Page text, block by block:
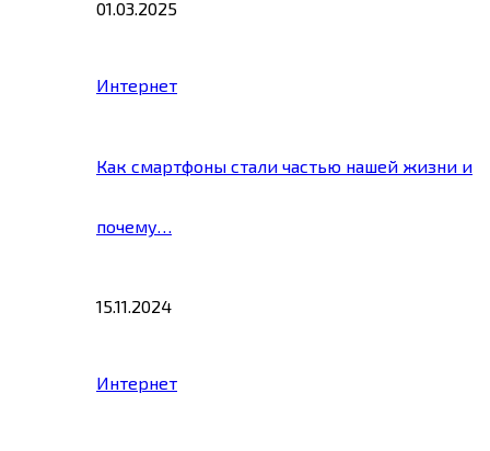
01.03.2025
Интернет
Как смартфоны стали частью нашей жизни и
почему…
15.11.2024
Интернет